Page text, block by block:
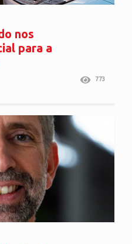
nos
para a
773